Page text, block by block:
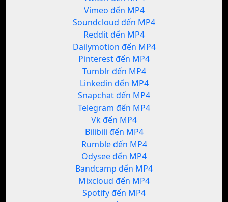
Vimeo đến MP4
Soundcloud đến MP4
Reddit đến MP4
Dailymotion đến MP4
Pinterest đến MP4
Tumblr đến MP4
Linkedin đến MP4
Snapchat đến MP4
Telegram đến MP4
Vk đến MP4
Bilibili đến MP4
Rumble đến MP4
Odysee đến MP4
Bandcamp đến MP4
Mixcloud đến MP4
Spotify đến MP4